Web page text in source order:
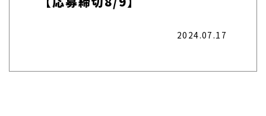
2024.07.17